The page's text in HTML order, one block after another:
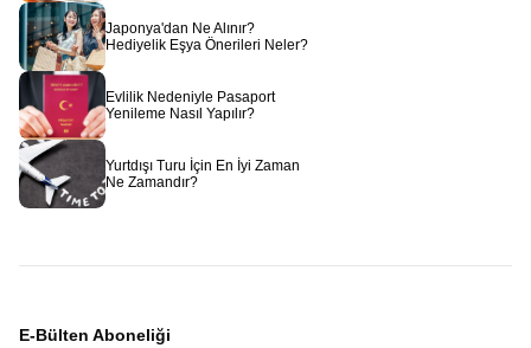
Rehberinizin anlatımıyla taşlar canlanır, sular fısıldar ve çöl
rüzgarı size firavunların sırlarını taşır.
Japonya'dan Ne Alınır?
Hediyelik Eşya Önerileri Neler?
Evlilik Nedeniyle Pasaport
Yenileme Nasıl Yapılır?
Yurtdışı Turu İçin En İyi Zaman
Ne Zamandır?
E-Bülten Aboneliği